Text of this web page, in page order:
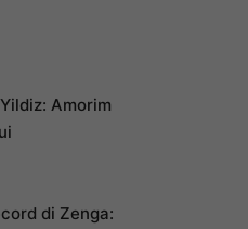
Amorim
di Zenga: